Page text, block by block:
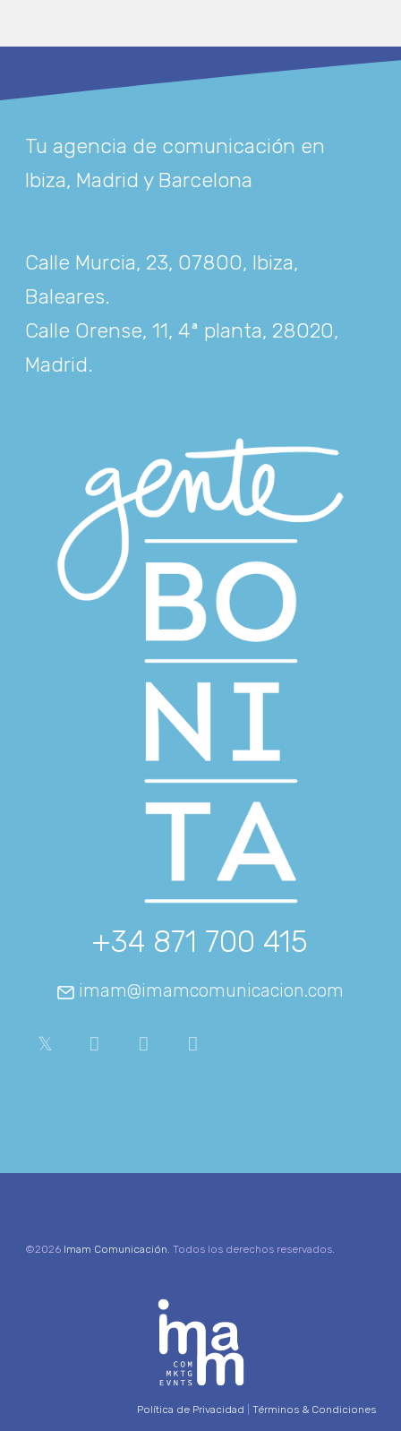
Tu agencia de comunicación en
Ibiza, Madrid y Barcelona
Calle Murcia, 23, 07800, Ibiza,
Baleares.
Calle Orense, 11, 4ª planta, 28020,
Madrid.
+34 871 700 415
imam@imamcomunicacion.com
©2026 Imam Comunicación. Todos los derechos reservados.
Política de Privacidad Términos & Condiciones